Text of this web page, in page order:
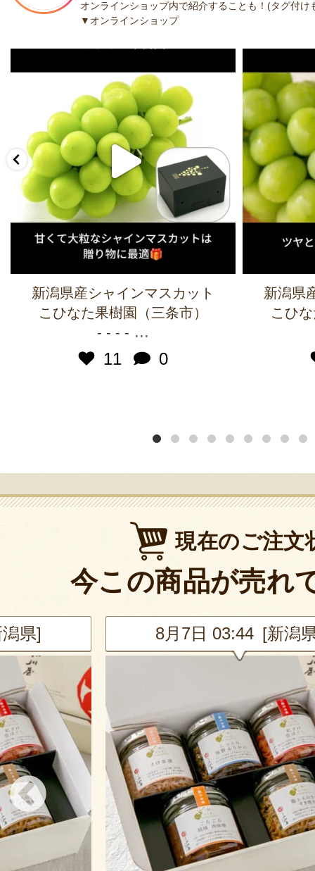
オンラインショップ内で紹介することも！(タグ付け
▼オンラインショップ
新潟県産シャインマスカット
こひなた果樹園（三条市）
- - - - ...
11
0
新潟県
こひ
現在のご注文
今この商品が売れ
県] 8月7日 03:30 [新潟